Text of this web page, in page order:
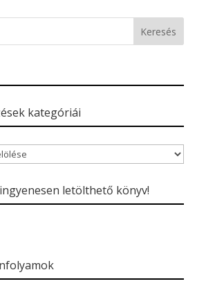
kategóriái
letölthető könyv!